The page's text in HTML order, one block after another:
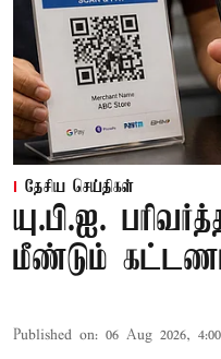
தேசிய செய்திகள்
யு.பி.ஐ.
மீண்டும்
Published on: 06 Aug 2026,